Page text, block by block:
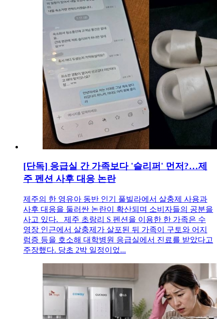
[단독] 응급실 간 가족보다 '슬리퍼' 먼저?…제
주 펜션 사후 대응 논란
제주의 한 영유아 동반 인기 풀빌라에서 살충제 사용과
사후 대응을 둘러싼 논란이 확산되며 소비자들의 공분을
사고 있다. 제주 초랑리 S 펜션을 이용한 한 가족은 수
영장 인근에서 살충제가 살포된 뒤 가족이 구토와 어지
럼증 등을 호소해 대학병원 응급실에서 진료를 받았다고
주장했다. 당초 2박 일정이었...